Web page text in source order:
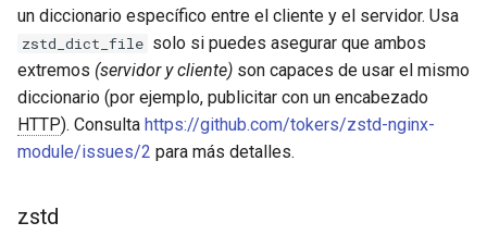
jump-consistent-hash
jwt-verification
jwt
un diccionario específico entre el cliente y el servidor. Usa
zstd_dict_file solo si puedes asegurar que ambos
extremos (servidor y cliente) son capaces de usar el mismo
diccionario (por ejemplo, publicitar con un encabezado
HTTP). Consulta https://github.com/tokers/zstd-nginx-
module/issues/2 para más detalles.
zstd